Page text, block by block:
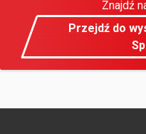
Znajdź
Przejdź do